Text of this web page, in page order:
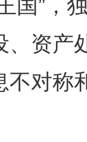
国”，
、资产
不对称